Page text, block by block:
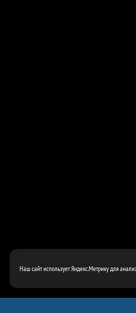
Наш сайт использует Яндекс.Метрику для